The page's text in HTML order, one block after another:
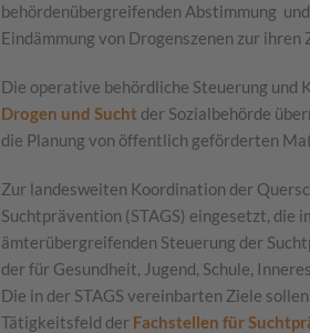
behördenübergreifenden Abstimmung
Eindämmung von Drogenszenen zur ihren
Die operative behördliche Steuerung und
Drogen und Sucht der Sozialbehörde
die Planung von öffentlich geförderten
Zur landesweiten Koordination der
Suchtprävention (STAGS) eingesetzt, die
ämterübergreifenden Steuerung der
der für Gesundheit, Jugend, Schule,
Die in der STAGS vereinbarten Ziele
Tätigkeitsfeld der Fachstellen für